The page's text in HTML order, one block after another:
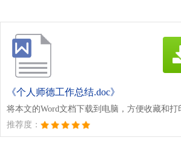
《个人师德工作总结.doc》
将本文的Word文档下载到电脑，方便收藏和打
推荐度：